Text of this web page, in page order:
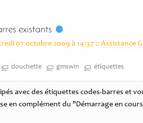
existants
07 octobre 2009 à 14:37 :: Assistance
douchette gmswin étiquettes
avec des étiquettes codes-barres et
en complément du "Démarrage en